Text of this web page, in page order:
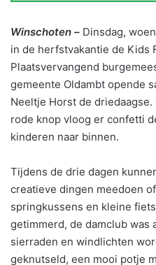
Winschoten – Dinsdag,
in de herfstvakantie de Kids
Plaatsvervangend
gemeente Oldambt opende
Neeltje Horst de
rode knop vloog er confetti
kinderen naar binnen.
Tijdens de drie dagen
creatieve dingen meedoen
springkussens en kleine
getimmerd, de damclub was
sierraden en windlichten
geknutseld, een mooi potje